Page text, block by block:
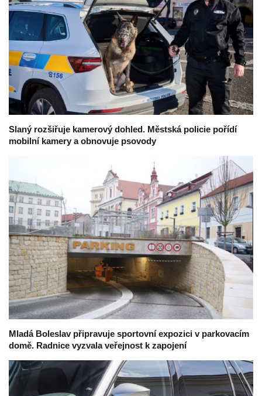
Slaný rozšiřuje kamerový dohled. Městská policie pořídí
mobilní kamery a obnovuje psovody
Mladá Boleslav připravuje sportovní expozici v parkovacím
domě. Radnice vyzvala veřejnost k zapojení